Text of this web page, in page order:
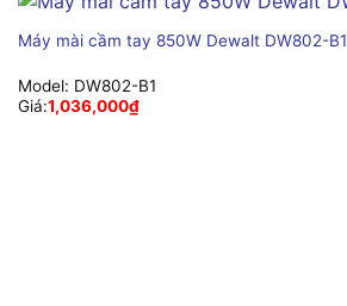
Máy mài cầm tay 850W Dewalt DW802-B1
Model: DW802-B1
Giá:1,036,000₫